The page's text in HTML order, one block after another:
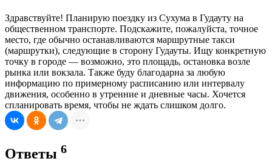
Здравствуйте! Планирую поездку из Сухума в Гудауту на
общественном транспорте. Подскажите, пожалуйста, точное
место, где обычно останавливаются маршрутные такси
(маршрутки), следующие в сторону Гудауты. Ищу конкретную
точку в городе — возможно, это площадь, остановка возле
рынка или вокзала. Также буду благодарна за любую
информацию по примерному расписанию или интервалу
движения, особенно в утренние и дневные часы. Хочется
спланировать время, чтобы не ждать слишком долго.
Ответы 6